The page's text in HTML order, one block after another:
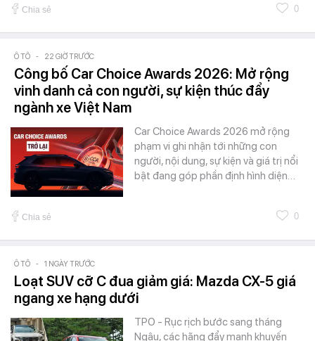
Chia sẻ 0
Ô TÔ - 22 GIỜ TRƯỚC
Công bố Car Choice Awards 2026: Mở rộng
vinh danh cả con người, sự kiện thúc đẩy
ngành xe Việt Nam
Car Choice Awards 2026 mở rộng
phạm vi ghi nhận tới những con
người, nội dung, sự kiện và giá trị nổi
bật đang góp phần định hình diện…
Chia sẻ 0
Ô TÔ - 1 NGÀY TRƯỚC
Loạt SUV cỡ C đua giảm giá: Mazda CX-5 giá
ngang xe hạng dưới
TPO - Rục rịch bước sang tháng
Ngâu, các hãng đẩy mạnh khuyến